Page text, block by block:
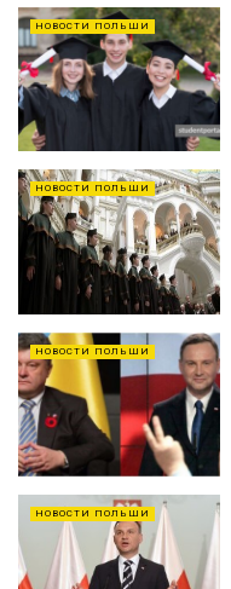
НОВОСТИ ПОЛЬШИ
НОВОСТИ ПОЛЬШИ
НОВОСТИ ПОЛЬШИ
НОВОСТИ ПОЛЬШИ